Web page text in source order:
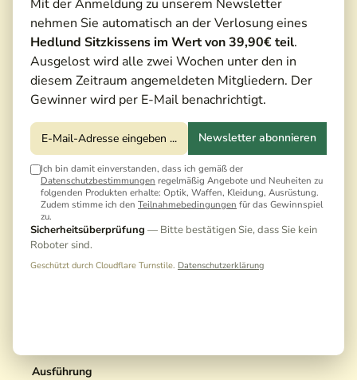
Mit der Anmeldung zu unserem Newsletter
nehmen Sie automatisch an der Verlosung eines
Hedlund Sitzkissens im Wert von 39,90€ teil.
Ausgelost wird alle zwei Wochen unter den in
diesem Zeitraum angemeldeten Mitgliedern. Der
Gewinner wird per E-Mail benachrichtigt.
Newsletter abonnieren
Ich bin damit einverstanden, dass ich gemäß der
Datenschutzbestimmungen regelmäßig Angebote und Neuheiten zu
folgenden Produkten erhalte: Optik, Waffen, Kleidung, Ausrüstung.
Zudem stimme ich den Teilnahmebedingungen für das Gewinnspiel
zu.
Sicherheitsüberprüfung — Bitte bestätigen Sie, dass Sie kein
Roboter sind.
Geschützt durch Cloudflare Turnstile. Datenschutzerklärung
130,00 €* 139,00 €*(6,47% gespart)
Preise inkl. MwSt. zzgl. Versandkosten
Noch keine Bewertungen · Erste Bewertung
Ausführung